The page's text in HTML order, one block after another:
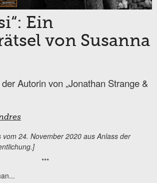
Ein
von Susanna
Autorin von „Jonathan Strange &
vom 24. November 2020 aus Anlass der
***